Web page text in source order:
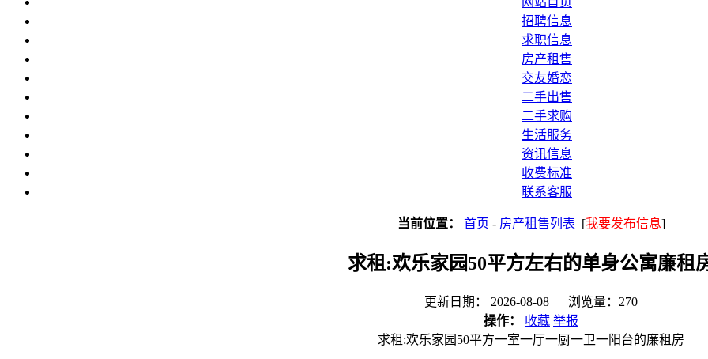
招聘信息
求职信息
房产租售
交友婚恋
二手出售
二手求购
生活服务
资讯信息
收费标准
联系客服
当前位置： 首页 - 房产租售列表 [我要发布信息]
求租:欢乐家园50平方左右的单身公寓廉租
更新日期： 2026-08-08 浏览量：270
操作：
收藏 举报
求租:欢乐家园50平方一室一厅一厨一卫一阳台的廉租房